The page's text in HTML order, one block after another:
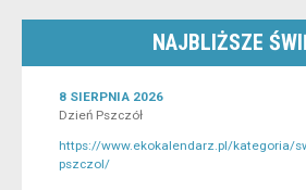
NAJBLIŻSZE
8 SIERPNIA 2026
Dzień Pszczół
https://www.ekokalendarz.pl/kategoria/
pszczol/